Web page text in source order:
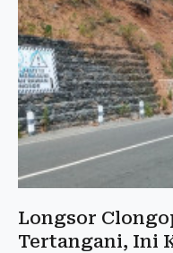
Longsor
Tertangani, Ini